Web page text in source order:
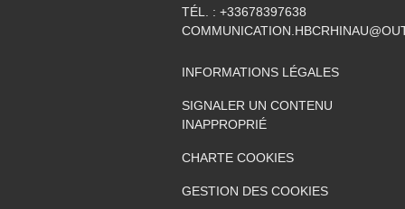
TÉL. : +33678397638
INFORMATIONS LÉGALES
SIGNALER UN CONTENU
INAPPROPRIÉ
CHARTE COOKIES
GESTION DES COOKIES